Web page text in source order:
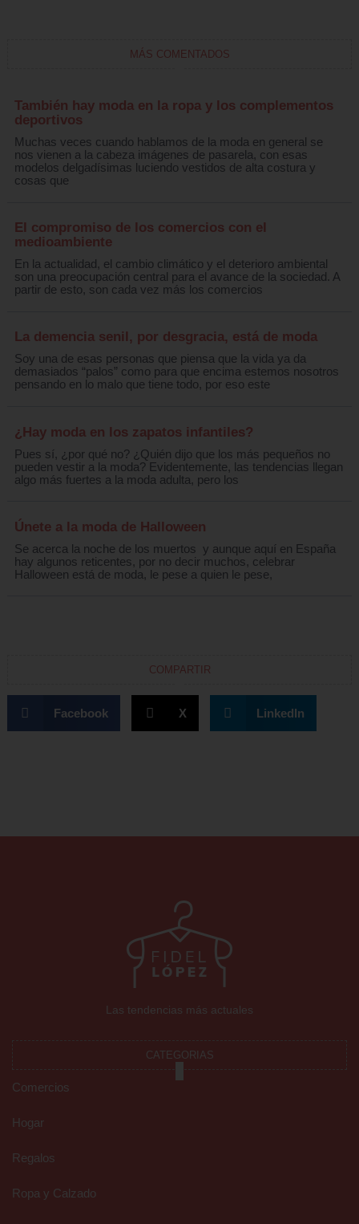
MÁS COMENTADOS
También hay moda en la ropa y los complementos
deportivos
Muchas veces cuando hablamos de la moda en general se
nos vienen a la cabeza imágenes de pasarela, con esas
modelos delgadísimas luciendo vestidos de alta costura y
cosas que
El compromiso de los comercios con el
medioambiente
En la actualidad, el cambio climático y el deterioro ambiental
son una preocupación central para el avance de la sociedad. A
partir de esto, son cada vez más los comercios
La demencia senil, por desgracia, está de moda
Soy una de esas personas que piensa que la vida ya da
demasiados “palos” como para que encima estemos nosotros
pensando en lo malo que tiene todo, por eso este
¿Hay moda en los zapatos infantiles?
Pues sí, ¿por qué no? ¿Quién dijo que los más pequeños no
pueden vestir a la moda? Evidentemente, las tendencias llegan
algo más fuertes a la moda adulta, pero los
Únete a la moda de Halloween
Se acerca la noche de los muertos y aunque aquí en España
hay algunos reticentes, por no decir muchos, celebrar
Halloween está de moda, le pese a quien le pese,
COMPARTIR
Facebook X LinkedIn
Las tendencias más actuales
CATEGORIAS
Comercios
Hogar
Regalos
Ropa y Calzado